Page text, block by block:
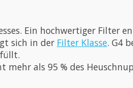
Ein hochwertiger Filter
sich in der Filter Klasse. G4
mehr als 95 % des